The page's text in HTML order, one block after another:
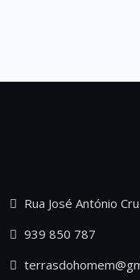
Rua José António
939 850 787